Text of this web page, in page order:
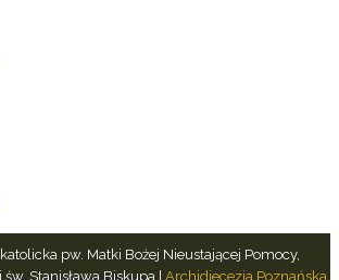
pw. Matki Bożej Nieustającej Pomocy,
Stanisława Biskupa | Archidiecezja Poznańska